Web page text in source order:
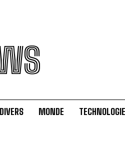
MONDE TECHNOLOGIE